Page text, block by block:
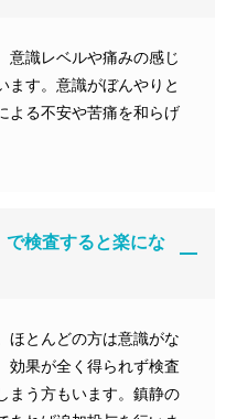
意識レベルや痛みの感じ
ます。意識がぼんやりと
よる不安や苦痛を和らげ
で検査すると楽にな
ほとんどの方は意識がな
効果が全く得られず検査
まう方もいます。鎮静の